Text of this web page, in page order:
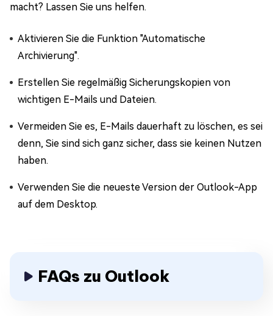
macht? Lassen Sie uns helfen.
Aktivieren Sie die Funktion "Automatische
Archivierung".
Erstellen Sie regelmäßig Sicherungskopien von
wichtigen E-Mails und Dateien.
Vermeiden Sie es, E-Mails dauerhaft zu löschen, es sei
denn, Sie sind sich ganz sicher, dass sie keinen Nutzen
haben.
Verwenden Sie die neueste Version der Outlook-App
auf dem Desktop.
FAQs zu Outlook